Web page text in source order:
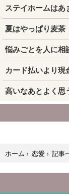
ホーム › 恋愛 › 記事